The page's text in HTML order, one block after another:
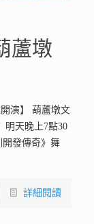
蘆墩
演】 葫蘆墩文
明天晚上7點30
發傳奇》舞
詳細閱讀